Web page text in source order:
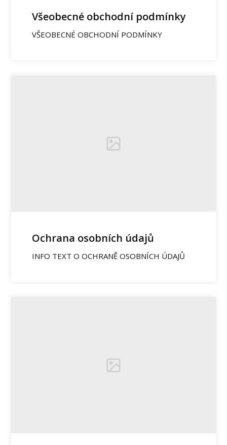
Všeobecné obchodní podmínky
VŠEOBECNÉ OBCHODNÍ PODMÍNKY
Ochrana osobních údajů
INFO TEXT O OCHRANĚ OSOBNÍCH ÚDAJŮ